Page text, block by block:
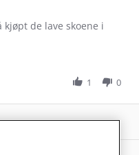
kjøpt de lave skoene i
1 0